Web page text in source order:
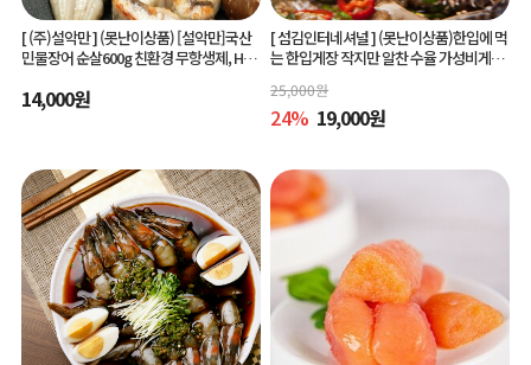
[ (주)설악만 ](못난이상품) [설악만]국산
민물장어 순살600g 친환경 무항생제, HAC
14,000원
[ 섬김인터네셔널 ](못난이상품)한입에 먹
는 한입게장 작지만 알찬 수율 가성비게장
씨한입게장
25,000원
24% 19,000원